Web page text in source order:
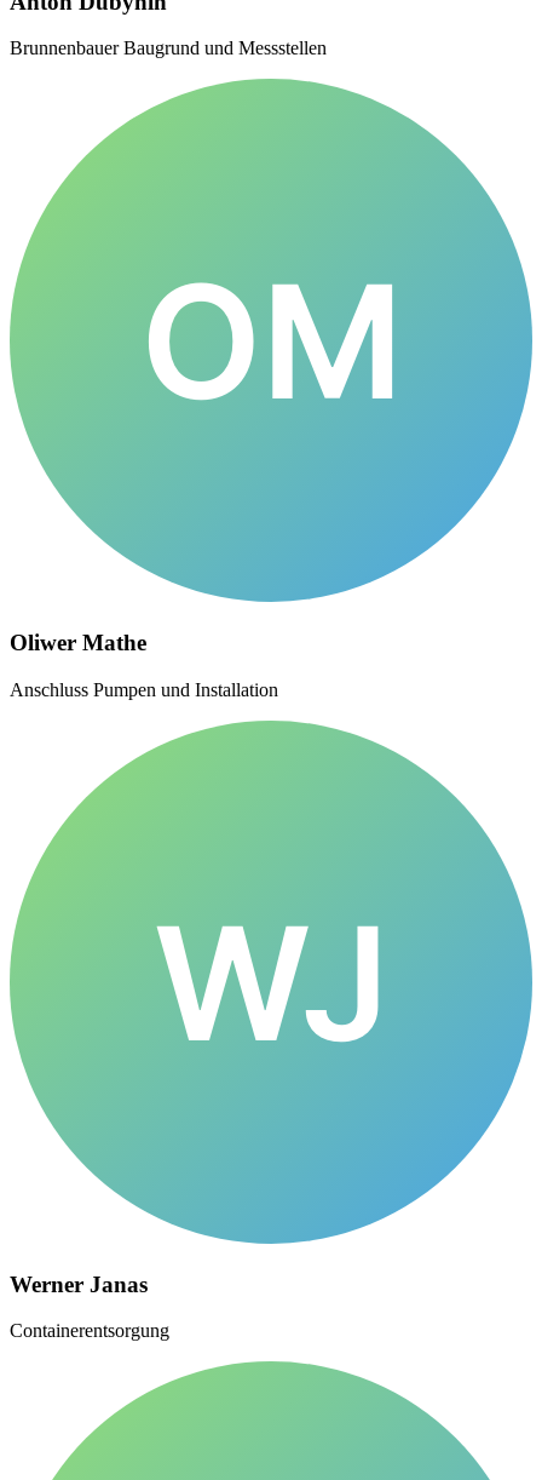
Brunnenbauer Baugrund und Messstellen
OM
Oliwer Mathe
Anschluss Pumpen und Installation
WJ
Werner Janas
Containerentsorgung